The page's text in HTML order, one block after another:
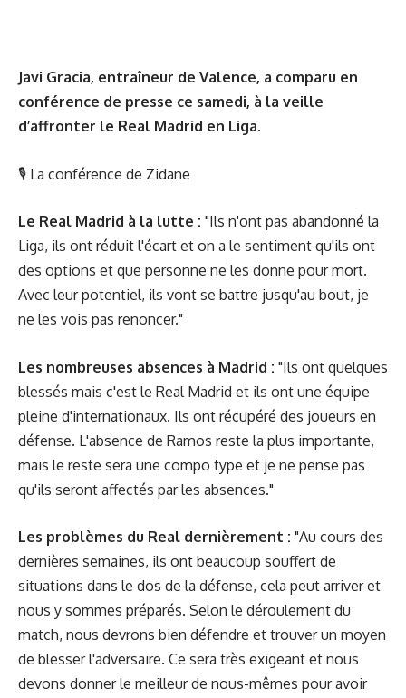
Javi Gracia, entraîneur de Valence, a comparu en
conférence de presse ce samedi, à la veille
d’affronter le Real Madrid en Liga.
🎙 La conférence de Zidane
Le Real Madrid à la lutte : "Ils n'ont pas abandonné la
Liga, ils ont réduit l'écart et on a le sentiment qu'ils ont
des options et que personne ne les donne pour mort.
Avec leur potentiel, ils vont se battre jusqu'au bout, je
ne les vois pas renoncer."
Les nombreuses absences à Madrid : "Ils ont quelques
blessés mais c'est le Real Madrid et ils ont une équipe
pleine d'internationaux. Ils ont récupéré des joueurs en
défense. L'absence de Ramos reste la plus importante,
mais le reste sera une compo type et je ne pense pas
qu'ils seront affectés par les absences."
Les problèmes du Real dernièrement : "Au cours des
dernières semaines, ils ont beaucoup souffert de
situations dans le dos de la défense, cela peut arriver et
nous y sommes préparés. Selon le déroulement du
match, nous devrons bien défendre et trouver un moyen
de blesser l'adversaire. Ce sera très exigeant et nous
devons donner le meilleur de nous-mêmes pour avoir